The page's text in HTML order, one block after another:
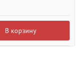
В корзину